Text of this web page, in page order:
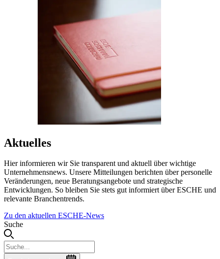
Aktuelles
Hier informieren wir Sie transparent und aktuell über wichtige
Unternehmensnews. Unsere Mitteilungen berichten über personelle
Veränderungen, neue Beratungsangebote und strategische
Entwicklungen. So bleiben Sie stets gut informiert über ESCHE und
relevante Branchentrends.
Zu den aktuellen ESCHE-News
Suche